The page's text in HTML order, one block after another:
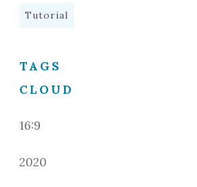
Tutorial
TAGS
CLOUD
16:9
2020